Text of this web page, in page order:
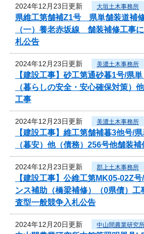
2024年12月23日更新 大垣土木事務所
県維工第舗補Z1号 県単舗装道補修
（一）養老赤坂線 舗装補修工事
札公告
2024年12月23日更新 美濃土木事務所
【建設工事】砂工第通砂暮1号/県
（暮らしの安全・安心確保対策）
工事
2024年12月23日更新 美濃土木事務所
【建設工事】維工第舗補暮3他号/
（暮安）他（債務）256号他舗装補
2024年12月23日更新 郡上土木事務所
【建設工事】公維工第MK05-02Z
ンス補助（橋梁補修）（0県債）工
査型一般競争入札公告
2024年12月20日更新 中山間農業研究